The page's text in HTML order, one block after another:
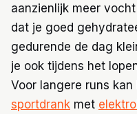
aanzienlijk meer
dat je goed
gedurende de dag
je ook tijdens het
Voor langere runs
sportdrank met